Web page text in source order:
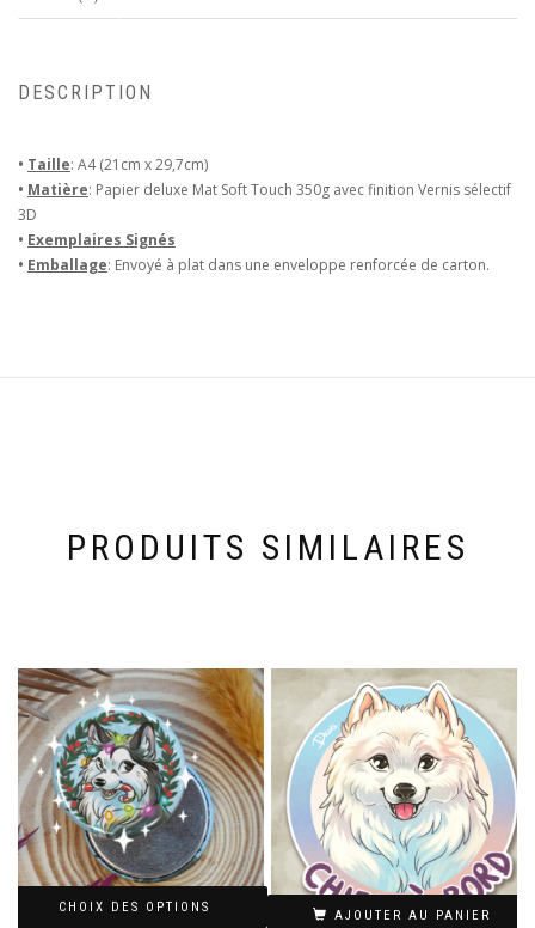
DESCRIPTION
• Taille: A4 (21cm x 29,7cm)
• Matière: Papier deluxe Mat Soft Touch 350g avec finition Vernis sélectif
3D
• Exemplaires Signés
• Emballage: Envoyé à plat dans une enveloppe renforcée de carton.
PRODUITS SIMILAIRES
CHOIX DES OPTIONS
AJOUTER AU PANIER